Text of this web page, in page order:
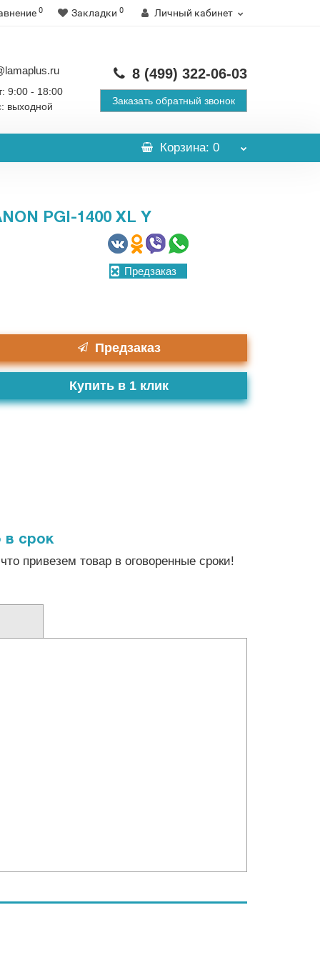
0 Закладки 0 Личный кабинет
9:00 - 18:00
выходной
8 (499) 322-06-03
Заказать обратный звонок
Корзина: 0
PGI-1400 XL Y
Предзаказ
Предзаказ
Купить в 1 клик
в срок
привезем товар в оговоренные сроки!